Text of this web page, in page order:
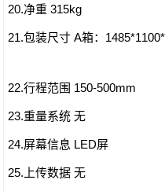
20.净重 315kg
21.包装尺寸 A箱：
22.行程范围 150-500mm
23.重量系统 无
24.屏幕信息 LED屏
25.上传数据 无